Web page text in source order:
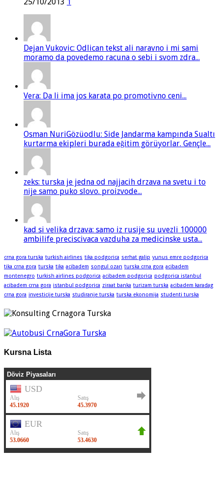
Dejan Vukovic: Odlican tekst ali naravno i mi sami
moramo da povedemo racuna o sebi i svom zdra...
Vera: Da li ima jos karata po promotivno ceni...
Osman NuriGözüodlu: Side Jandarma kampında Sualtı
kurtarma ekipleri burada eğitim görüyorlar. Gençle...
zeks: turska je jedna od najjacih drzava na svetu i to
nije samo puko slovo. proizvode...
kad si velika drzava: samo iz rusije su uvezli 100000
ambilife preciscivaca vazduha za medicinske usta...
crna gora turska turkish airlines tika podgorica serhat galip yunus emre podgorica
tika crna gora turska tika acibadem songul ozan turska crna gora acibadem
montenegro turkish airlines podgorica acibadem podgorica podgorica istanbul
acibadem crna gora istanbul podgorica ziraat banka turizam turska acibadem karadag
crna gora investicije turska studiranje turska turska ekonomija studenti turska
Kursna Lista